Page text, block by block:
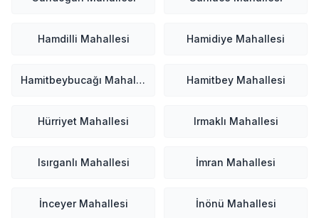
Hamdilli Mahallesi Hamidiye Mahallesi
Hamitbeybucağı Mahallesi Hamitbey Mahallesi
Hürriyet Mahallesi Irmaklı Mahallesi
Isırganlı Mahallesi İmran Mahallesi
İnceyer Mahallesi İnönü Mahallesi